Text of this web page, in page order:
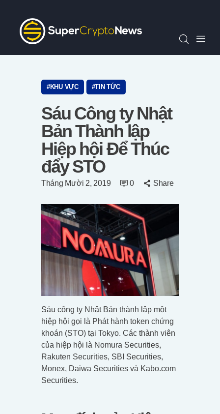
Chỉ Số SCN30
Tin Tức
Quan Điểm
Video
Tiếng Việt
KHU VỰC TIN TỨC
Sáu Công ty Nhật
Bản Thành lập
Hiệp hội Để Thúc
đẩy STO
Tháng Mười 2, 2019 0 Share
Sáu công ty Nhật Bản thành lập một
hiệp hội gọi là Phát hành token chứng
khoán (STO) tại Tokyo. Các thành viên
của hiệp hội là Nomura Securities,
Rakuten Securities, SBI Securities,
Monex, Daiwa Securities và Kabo.com
Securities.